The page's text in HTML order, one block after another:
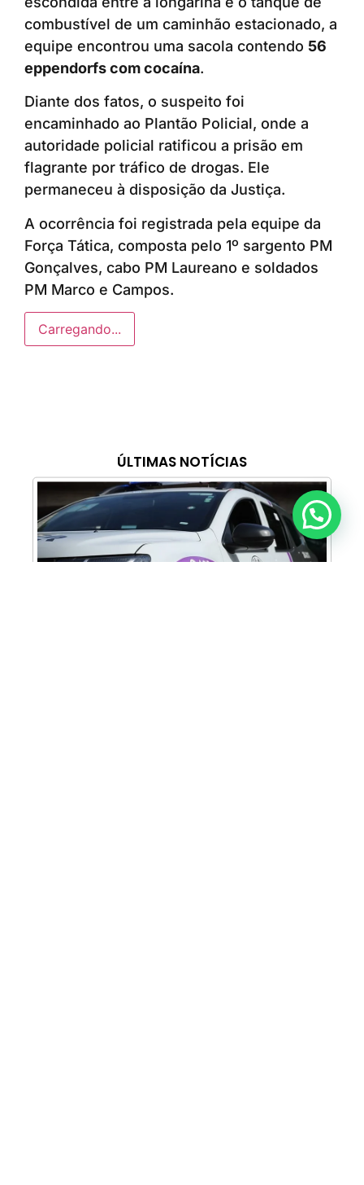
ÚLTIMAS NOTÍCIAS
combustível de um caminhão estacionado, a
equipe encontrou uma sacola contendo 56
eppendorfs com cocaína.
Diante dos fatos, o suspeito foi
encaminhado ao Plantão Policial, onde a
autoridade policial ratificou a prisão em
flagrante por tráfico de drogas. Ele
permaneceu à disposição da Justiça.
A ocorrência foi registrada pela equipe da
Força Tática, composta pelo 1º sargento PM
Gonçalves, cabo PM Laureano e soldados
PM Marco e Campos.
Carregando...
Anunciar ou recomendar matéria